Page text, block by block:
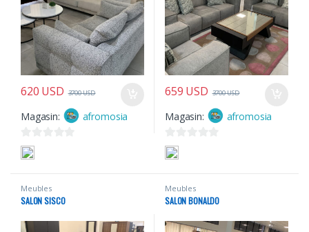
620 USD 3700USD
Magasin: afromosia
0
s
r
5
659 USD 3700USD
Magasin: afromosia
0
s
r
5
Meubles
SALON SISCO
Meubles
SALON BONALDO